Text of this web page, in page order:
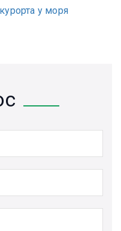
у моря